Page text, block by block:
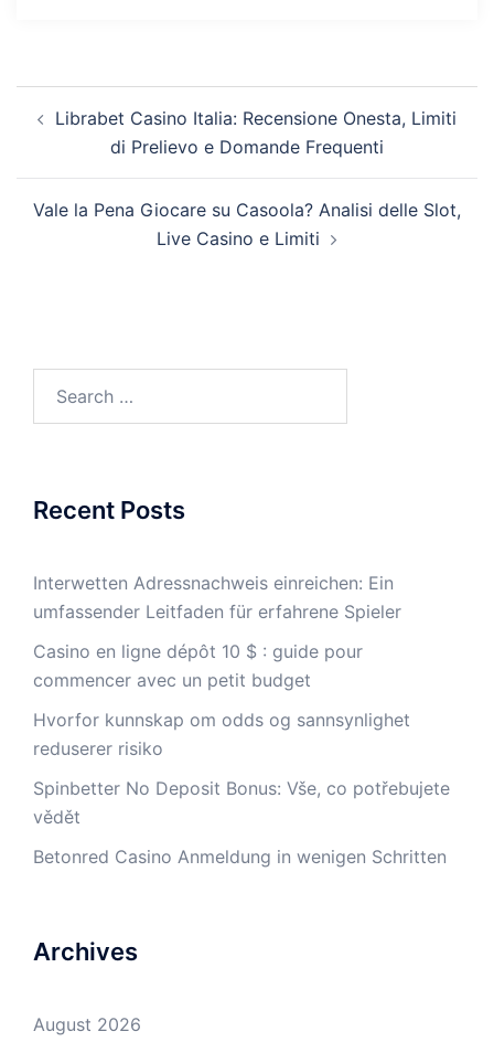
navigation
Librabet Casino Italia: Recensione Onesta, Limiti
di Prelievo e Domande Frequenti
Vale la Pena Giocare su Casoola? Analisi delle Slot,
Live Casino e Limiti
for:
Recent Posts
Interwetten Adressnachweis einreichen: Ein
umfassender Leitfaden für erfahrene Spieler
Casino en ligne dépôt 10 $ : guide pour
commencer avec un petit budget
Hvorfor kunnskap om odds og sannsynlighet
reduserer risiko
Spinbetter No Deposit Bonus: Vše, co potřebujete
vědět
Betonred Casino Anmeldung in wenigen Schritten
Archives
August 2026